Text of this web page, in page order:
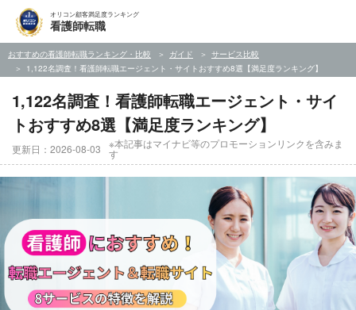
オリコン顧客満足度ランキング
看護師転職
おすすめの看護師転職ランキング・比較 ガイド
サービス比較
1,122名調査！看護師転職エージェント・サイトおすすめ8選【満足度ランキング】
1,122名調査！看護師転職エージェント・サイ
トおすすめ8選【満足度ランキング】
更新日：2026-08-03 ※本記事はマイナビ等のプロモーションリンクを含みま
す